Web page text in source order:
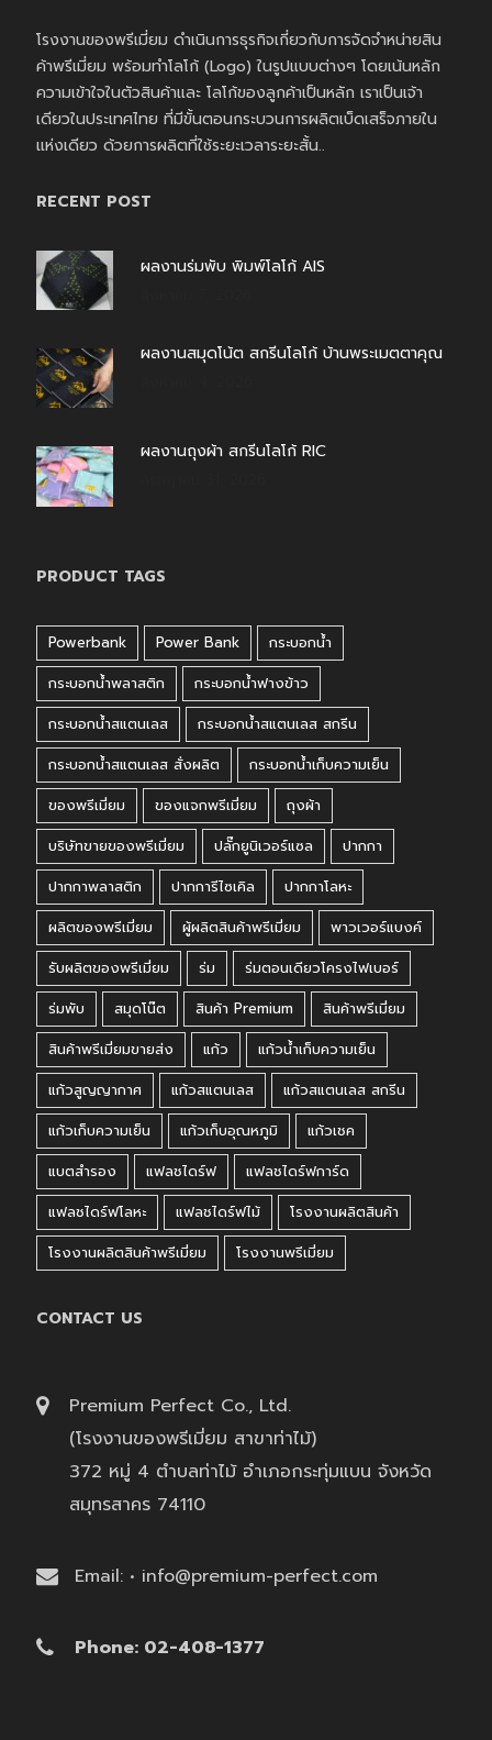
โรงงานของพรีเมี่ยม ดำเนินการธุรกิจเกี่ยวกับการจัดจำหน่ายสิน
ค้าพรีเมี่ยม พร้อมทำโลโก้ (Logo) ในรูปแบบต่างๆ โดยเน้นหลัก
ความเข้าใจในตัวสินค้าและ โลโก้ของลูกค้าเป็นหลัก เราเป็นเจ้า
เดียวในประเทศไทย ที่มีขั้นตอนกระบวนการผลิตเบ็ดเสร็จภายใน
แห่งเดียว ด้วยการผลิตที่ใช้ระยะเวลาระยะสั้น..
RECENT POST
ผลงานร่มพับ พิมพ์โลโก้ AIS
ผลงานสมุดโน้ต สกรีนโลโก้ บ้านพระเมตตาคุณ
ผลงานถุงผ้า สกรีนโลโก้ RIC
PRODUCT TAGS
Powerbank Power Bank
กระบอกน้ำ
กระบอกน้ำพลาสติก
กระบอกน้ำฟางข้าว
กระบอกน้ำสแตนเลส
กระบอกน้ำสแตนเลส สกรีน
กระบอกน้ำสแตนเลส สั่งผลิต
กระบอกน้ำเก็บความเย็น
ของพรีเมี่ยม
ของแจกพรีเมี่ยม
ถุงผ้า
บริษัทขายของพรีเมี่ยม
ปลั๊กยูนิเวอร์แซล
ปากกา
ปากกาพลาสติก
ปากการีไซเคิล
ปากกาโลหะ
ผลิตของพรีเมี่ยม
ผู้ผลิตสินค้าพรีเมี่ยม
พาวเวอร์แบงค์
รับผลิตของพรีเมี่ยม
ร่ม
ร่มตอนเดียวโครงไฟเบอร์
ร่มพับ
สมุดโน๊ต สินค้า Premium
สินค้าพรีเมี่ยม
สินค้าพรีเมี่ยมขายส่ง
แก้ว
แก้วน้ำเก็บความเย็น
แก้วสูญญากาศ
แก้วสแตนเลส
แก้วสแตนเลส สกรีน
แก้วเก็บความเย็น
แก้วเก็บอุณหภูมิ
แก้วเชค
แบตสำรอง
แฟลชไดร์ฟ
แฟลชไดร์ฟการ์ด
แฟลชไดร์ฟโลหะ
แฟลชไดร์ฟไม้
โรงงานผลิตสินค้า
โรงงานผลิตสินค้าพรีเมี่ยม
โรงงานพรีเมี่ยม
CONTACT US
Premium Perfect Co., Ltd.
(โรงงานของพรีเมี่ยม สาขาท่าไม้)
372 หมู่ 4 ตำบลท่าไม้ อำเภอกระทุ่มแบน จังหวัด
สมุทรสาคร 74110
Email: • info@premium-perfect.com
Phone: 02-408-1377